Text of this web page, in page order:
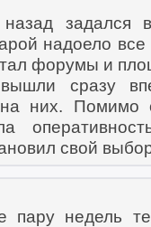
задался
надоело
форумы и
сразу
на них. Помимо
свой
пару недель